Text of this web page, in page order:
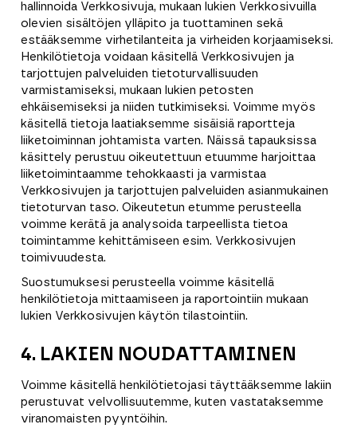
hallinnoida Verkkosivuja, mukaan lukien Verkkosivuilla
olevien sisältöjen ylläpito ja tuottaminen sekä
estääksemme virhetilanteita ja virheiden korjaamiseksi.
Henkilötietoja voidaan käsitellä Verkkosivujen ja
tarjottujen palveluiden tietoturvallisuuden
varmistamiseksi, mukaan lukien petosten
ehkäisemiseksi ja niiden tutkimiseksi. Voimme myös
käsitellä tietoja laatiaksemme sisäisiä raportteja
liiketoiminnan johtamista varten. Näissä tapauksissa
käsittely perustuu oikeutettuun etuumme harjoittaa
liiketoimintaamme tehokkaasti ja varmistaa
Verkkosivujen ja tarjottujen palveluiden asianmukainen
tietoturvan taso. Oikeutetun etumme perusteella
voimme kerätä ja analysoida tarpeellista tietoa
toimintamme kehittämiseen esim. Verkkosivujen
toimivuudesta.
Suostumuksesi perusteella voimme käsitellä
henkilötietoja mittaamiseen ja raportointiin mukaan
lukien Verkkosivujen käytön tilastointiin.
4. LAKIEN NOUDATTAMINEN
Voimme käsitellä henkilötietojasi täyttääksemme lakiin
perustuvat velvollisuutemme, kuten vastataksemme
viranomaisten pyyntöihin.